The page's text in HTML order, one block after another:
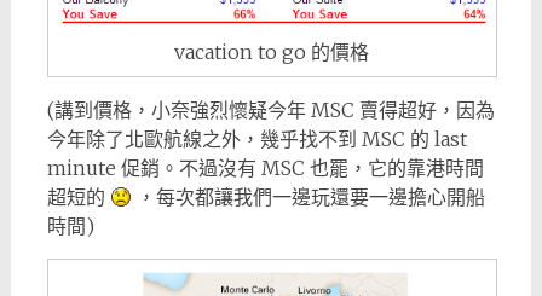
vacation to go 的價格
(講到價格，小奈強烈懷疑今年 MSC 賣得超好，因為
今年除了北歐航線之外，幾乎找不到 MSC 的 last
minute 促銷。不過沒有 MSC 也罷，它的靠港時間
超短的
，每次都讓我們一邊玩還要一邊擔心開船
時間)